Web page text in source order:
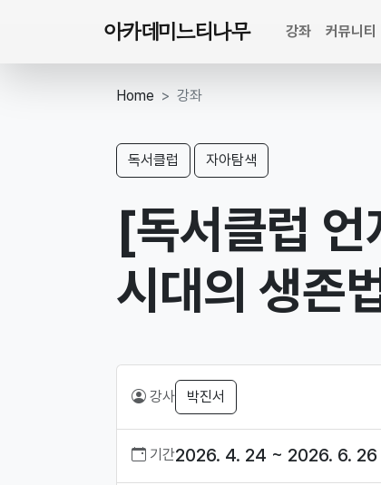
아카데미느티나무 강좌 커뮤니티
Home 강좌
독서클럽 자아탐색
[독서클럽
시대의 생존
강사 박진서
기간2026. 4. 24 ~ 2026. 6. 26